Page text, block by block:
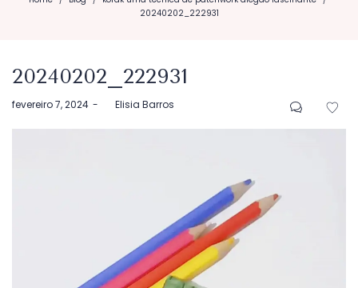
20240202_222931
20240202_222931
Postado
fevereiro 7, 2024 byElisia Barros